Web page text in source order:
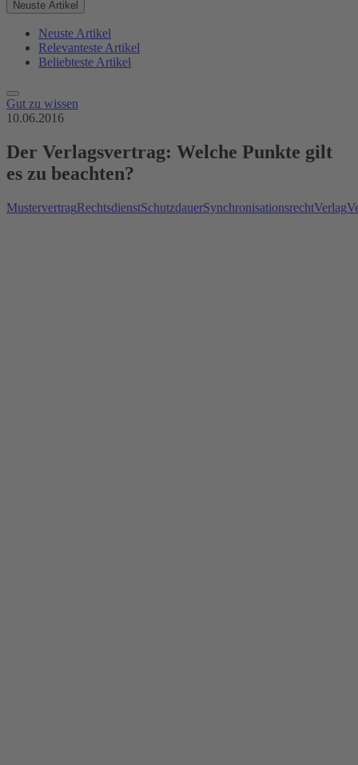
Neuste Artikel
Neuste Artikel
Relevanteste Artikel
Beliebteste Artikel
Gut zu wissen
10.06.2016
Der Verlagsvertrag: Welche Punkte gilt
es zu beachten?
MustervertragRechtsdienstSchutzdauerSynchronisationsrechtVerlag